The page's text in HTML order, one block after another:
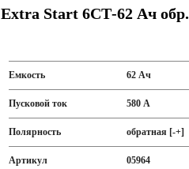
Extra Start 6СТ-62 Ач обр.
Емкость 62 Ач
Пусковой ток 580 А
Полярность обратная [-+]
Артикул 05964